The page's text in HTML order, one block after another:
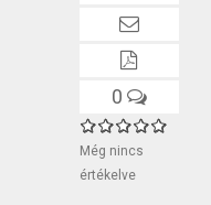
0
Még nincs
értékelve